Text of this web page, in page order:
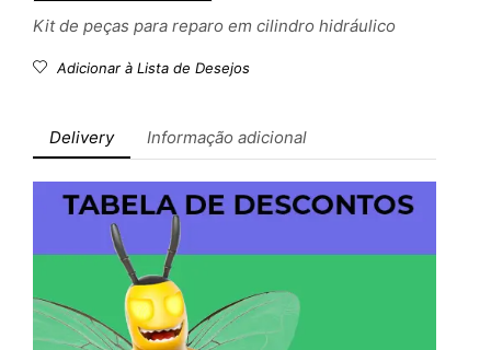
Kit de peças para reparo em cilindro hidráulico
Adicionar à Lista de Desejos
Delivery Informação adicional